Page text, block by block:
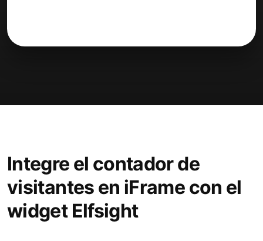
Integre el contador de
visitantes en iFrame con el
widget Elfsight